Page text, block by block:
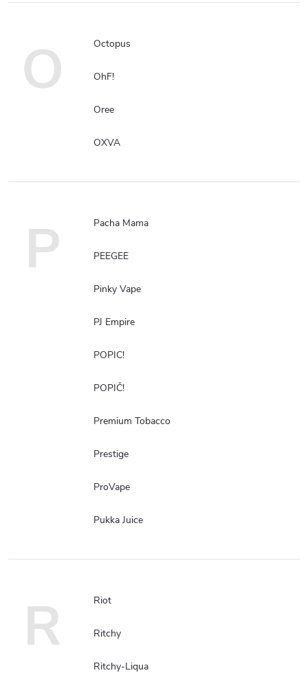
O Octopus
OhF!
Oree
OXVA
P Pacha Mama
PEEGEE
Pinky Vape
PJ Empire
POPIC!
POPIČ!
Premium Tobacco
Prestige
ProVape
Pukka Juice
R Riot
Ritchy
Ritchy-Liqua